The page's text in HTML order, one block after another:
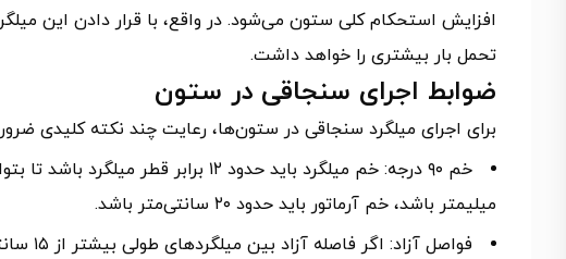
افزایش استحکام کلی ستون می‌شود. در واقع، با قرار دادن این
تحمل بار بیشتری را خواهد داشت.
ضوابط اجرای سنجاقی در ستون
برای اجرای میلگرد سنجاقی در ستون‌ها، رعایت چند نکته کلیدی
میلیمتر باشد، خم آرماتور باید حدود ۲۰ سانتی‌متر باشد.
فواصل